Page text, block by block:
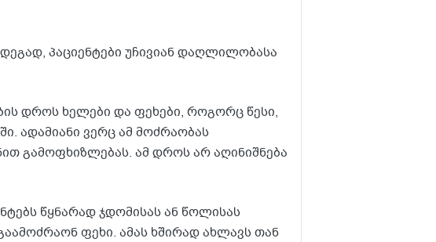
პაციენტები უჩივიან დაღლილობასა
დროს ხელები და ფეხები, როგორც წესი,
ადამიანი ვერც ამ მოძრაობას
გამოფხიზლებას. ამ დროს არ აღინიშნება
წყნარად ჯდომისას ან წოლისას
ფეხი. ამას ხშირად ახლავს თან